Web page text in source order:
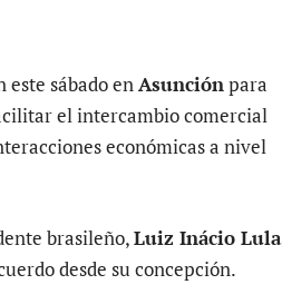
sábado enAsunciónpara
el intercambio comercial
económicas a nivel
brasileño,Luiz Inácio Lula
desde su concepción.